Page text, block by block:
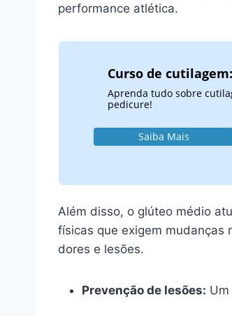
performance atlética.
Curso de
Aprenda tudo sobre
pedicure!
Saiba Mais
Além disso, o glúteo médio
físicas que exigem mudanças
dores e lesões.
Prevenção de lesões: